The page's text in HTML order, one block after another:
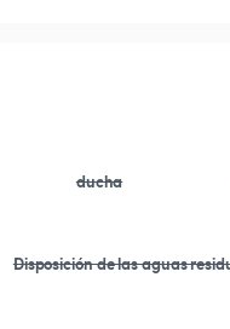
ducha
Disposición de las aguas